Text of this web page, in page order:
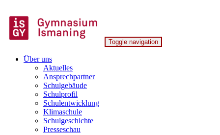
to
content
Gymnasium Ismaning
Toggle navigation
Über uns
Aktuelles
Ansprechpartner
Schulgebäude
Schulprofil
Schulentwicklung
Klimaschule
Schulgeschichte
Presseschau